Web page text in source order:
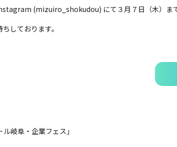
(mizuiro_shokudou) にて３月７日（木）ま
しております。
ル岐阜・企業フェス」